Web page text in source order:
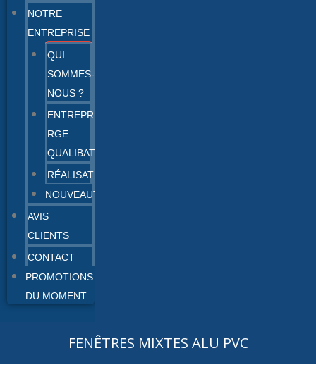
NOTRE
ENTREPRISE
QUI
SOMMES-
NOUS ?
ENTREPRISE
RGE
QUALIBAT
RÉALISATIONS
NOUVEAUTÉS
AVIS
CLIENTS
CONTACT
PROMOTIONS
DU MOMENT
FENÊTRES MIXTES ALU PVC